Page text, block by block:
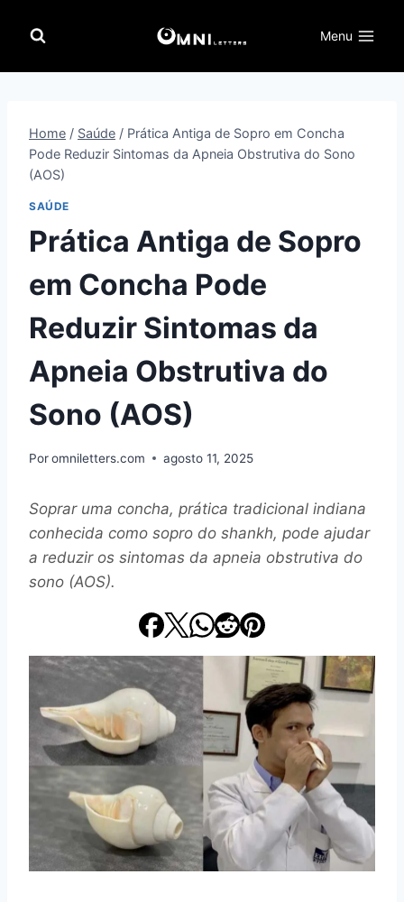
para
Menu
Home / Saúde / Prática Antiga de Sopro em Concha
Pode Reduzir Sintomas da Apneia Obstrutiva do Sono
(AOS)
SAÚDE
Prática Antiga de Sopro
em Concha Pode
Reduzir Sintomas da
Apneia Obstrutiva do
Sono (AOS)
Poromniletters.com agosto 11, 2025
Soprar uma concha, prática tradicional indiana
conhecida como sopro do shankh, pode ajudar
a reduzir os sintomas da apneia obstrutiva do
sono (AOS).